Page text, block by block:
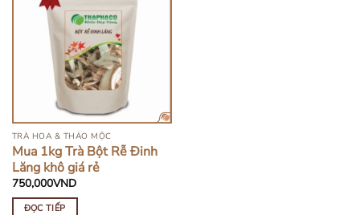
HẾT HÀNG
TRÀ HOA & THẢO MỘC
Mua 1kg Trà Bột Rễ Đinh
Lăng khô giá rẻ
750,000VND
ĐỌC TIẾP